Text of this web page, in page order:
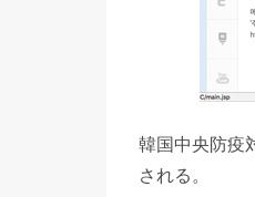
韓国中央防疫
される。